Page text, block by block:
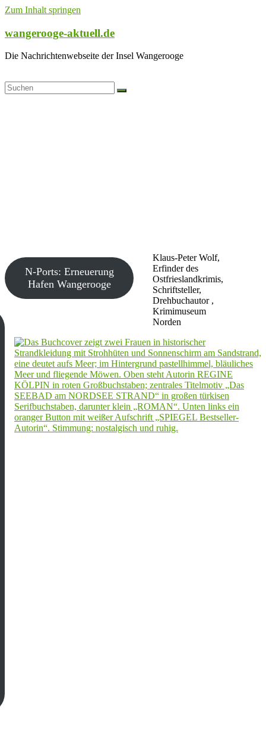
Zum Inhalt springen
wangerooge-aktuell.de
Die Nachrichtenwebseite der Insel Wangerooge
Klaus-Peter Wolf,
Erfinder des
Ostfrieslandkrimis,
Schriftsteller,
Drehbuchautor ,
Krimimuseum
Norden
N-Ports: Erneuerung
Hafen Wangerooge